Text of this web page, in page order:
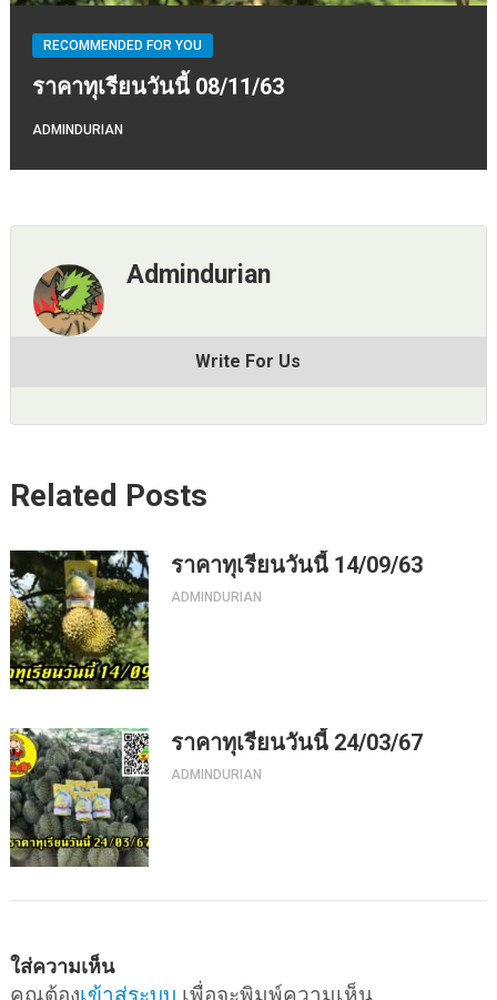
RECOMMENDED FOR YOU
ราคาทุเรียนวันนี้ 08/11/63
ADMINDURIAN
Admindurian
Write For Us
Related Posts
ราคาทุเรียนวันนี้ 14/09/63
ADMINDURIAN
ราคาทุเรียนวันนี้ 24/03/67
ADMINDURIAN
ใส่ความเห็น
คุณต้องเข้าสู่ระบบ เพื่อจะพิมพ์ความเห็น